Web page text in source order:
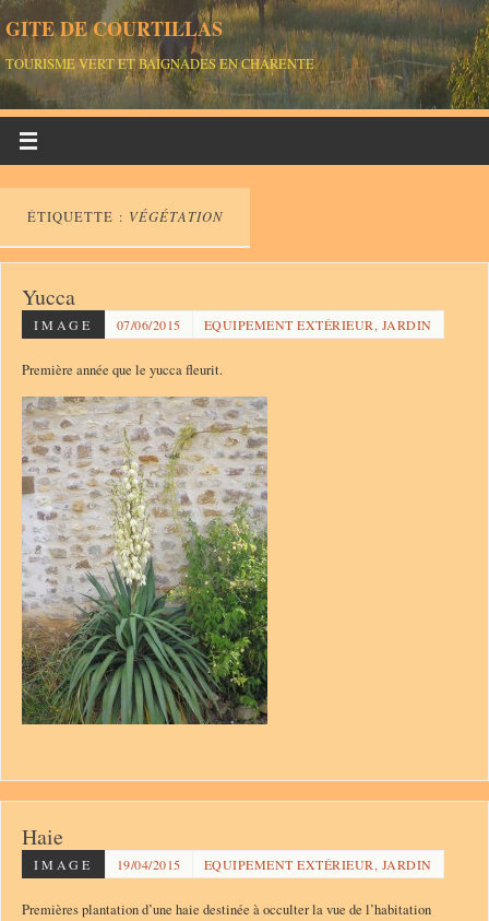
GITE DE COURTILLAS
TOURISME VERT ET BAIGNADES EN CHARENTE
ÉTIQUETTE : VÉGÉTATION
Yucca
IMAGE 07/06/2015 EQUIPEMENT EXTÉRIEUR, JARDIN
Première année que le yucca fleurit.
Haie
IMAGE 19/04/2015 EQUIPEMENT EXTÉRIEUR, JARDIN
Premières plantation d’une haie destinée à occulter la vue de l’habitation